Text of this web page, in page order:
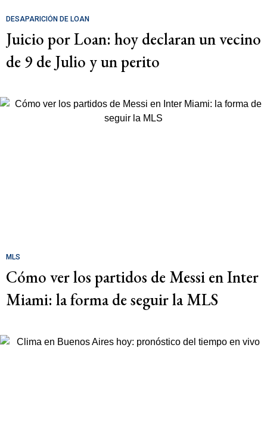
DESAPARICIÓN DE LOAN
Juicio por Loan: hoy declaran un vecino
de 9 de Julio y un perito
MLS
Cómo ver los partidos de Messi en Inter
Miami: la forma de seguir la MLS